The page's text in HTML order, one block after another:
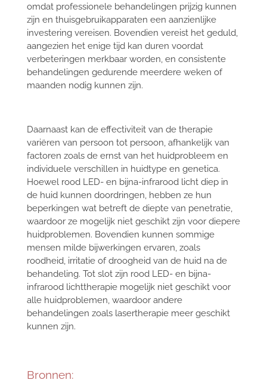
omdat professionele behandelingen prijzig kunnen
zijn en thuisgebruikapparaten een aanzienlijke
investering vereisen. Bovendien vereist het geduld,
aangezien het enige tijd kan duren voordat
verbeteringen merkbaar worden, en consistente
behandelingen gedurende meerdere weken of
maanden nodig kunnen zijn.
Daarnaast kan de effectiviteit van de therapie
variëren van persoon tot persoon, afhankelijk van
factoren zoals de ernst van het huidprobleem en
individuele verschillen in huidtype en genetica.
Hoewel rood LED- en bijna-infrarood licht diep in
de huid kunnen doordringen, hebben ze hun
beperkingen wat betreft de diepte van penetratie,
waardoor ze mogelijk niet geschikt zijn voor diepere
huidproblemen. Bovendien kunnen sommige
mensen milde bijwerkingen ervaren, zoals
roodheid, irritatie of droogheid van de huid na de
behandeling. Tot slot zijn rood LED- en bijna-
infrarood lichttherapie mogelijk niet geschikt voor
alle huidproblemen, waardoor andere
behandelingen zoals lasertherapie meer geschikt
kunnen zijn.
Bronnen: